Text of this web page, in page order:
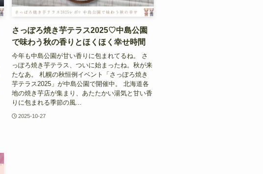
さっぽろ焼き芋テラス2025♡中島公園
で味わう秋の香りとほくほく幸せ時間
今年も中島公園が甘い香りに包まれてるね。 さ
っぽろ焼き芋テラス、ついに始まったね。秋が来
たなあ。 札幌の秋恒例イベント「さっぽろ焼き
芋テラス2025」が中島公園で開催中。 北海道各
地の焼き芋店が集まり、あたたかい湯気と甘い香
りに包まれる季節の風...
2025-10-27